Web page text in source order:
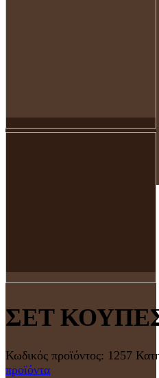
ΣΕΤ
Κωδικός προϊόντος: 1257
προϊόντα